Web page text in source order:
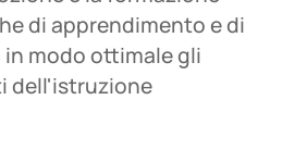
di apprendimento e di
modo ottimale gli
dell'istruzione